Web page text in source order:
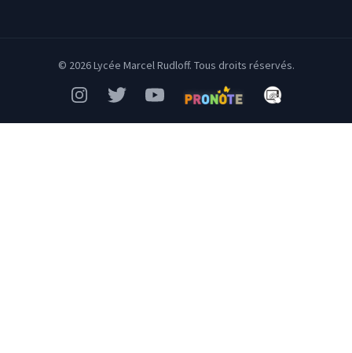
© 2026 Lycée Marcel Rudloff. Tous droits réservés.
InstagramTwitterYouTubePronote Mon Bureau